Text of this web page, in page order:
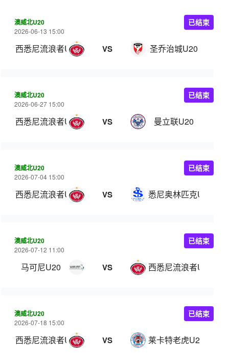
澳威北U20
2026-06-13 15:00
西悉尼流浪者U20 VS 圣乔治城U20
已结束
澳威北U20
2026-06-27 15:00
西悉尼流浪者U20 VS 曼立联U20
已结束
澳威北U20
2026-07-04 15:00
西悉尼流浪者U20 VS 悉尼奥林匹克U20
已结束
澳威北U20
2026-07-12 11:00
马可尼U20 VS 西悉尼流浪者U20
已结束
澳威北U20
2026-07-18 15:00
西悉尼流浪者U20 VS 莱卡特老虎U20
已结束